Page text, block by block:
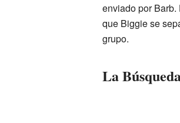
enviado por Barb.
que Biggie se
grupo.
La